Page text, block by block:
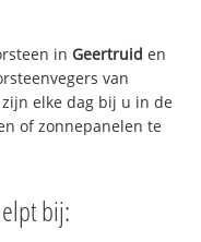
in Geertruid en
van
zijn elke dag bij u in de
of zonnepanelen te
bij: